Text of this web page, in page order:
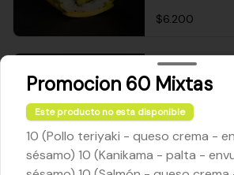
$6.200
Maki Cheese
Kanikama -
$5.200
Promocion 60 Mixtas
Este producto no esta disponible
10 (Pollo teriyaki - queso crema -
sésamo) 10 (Kanikama - palta -